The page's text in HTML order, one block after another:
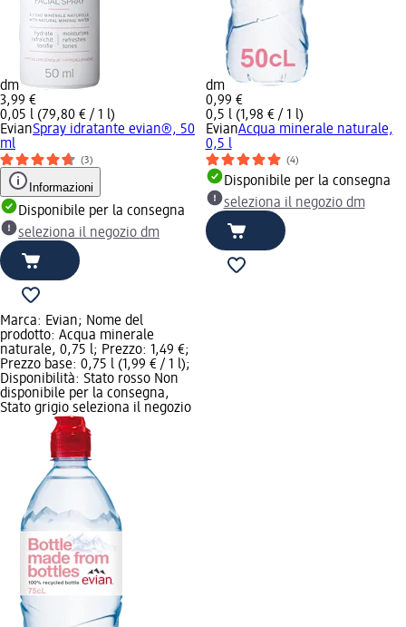
dm
3,99 €
0,05 l (79,80 € / 1 l)
EvianSpray idratante evian®, 50
ml
(3)
Informazioni
Disponibile per la consegna
seleziona il negozio dm
dm
0,99 €
0,5 l (1,98 € / 1 l)
EvianAcqua minerale naturale,
0,5 l
(4)
Disponibile per la consegna
seleziona il negozio dm
Marca: Evian; Nome del
prodotto: Acqua minerale
naturale, 0,75 l; Prezzo: 1,49 €;
Prezzo base: 0,75 l (1,99 € / 1 l);
Disponibilità: Stato rosso Non
disponibile per la consegna,
Stato grigio seleziona il negozio